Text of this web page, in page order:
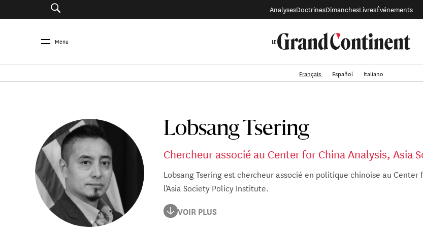
AnalysesDoctrinesDimanchesLivresÉvénements
Menu
Français Español Italiano
Lobsang Tsering
Chercheur associé au Center for China Analysis, Asia
Lobsang Tsering est chercheur associé en politique chinoise au Center
l'Asia Society Policy Institute.
Avant de rejoindre le CCA, il a travaillé comme spécialiste politique
général des États-Unis à Chengdu (2003-2020) et à l'ambassade des
VOIR PLUS